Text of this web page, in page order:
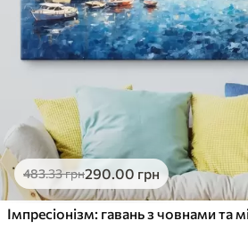
483.33грн290.00 грн